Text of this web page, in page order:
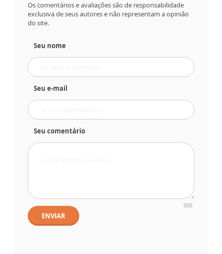
Os comentários e avaliações são de responsabilidade
exclusiva de seus autores e não representam a opinião
do site.
Seu nome
Seu e-mail
Seu comentário
500
ENVIAR